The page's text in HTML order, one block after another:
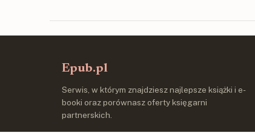
Epub.pl
Serwis, w którym znajdziesz najlepsze książki i e-
booki oraz porównasz oferty księgarni
partnerskich.